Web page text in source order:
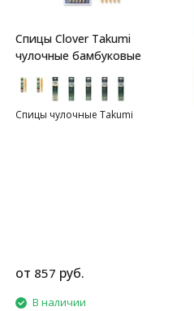
Спицы Clover Takumi
чулочные бамбуковые
Спицы чулочные Takumi
от 857 руб.
В наличии